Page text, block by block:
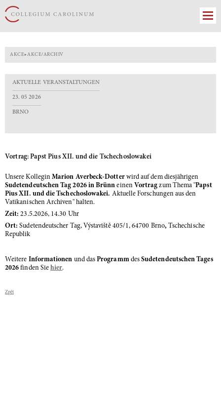
AKCE» AKCE/ARCHIV
AKTUELLE VERANSTALTUNGEN
23. 05 2026
BRNO
Vortrag: Papst Pius XII. und die Tschechoslowakei
Unsere KolleginMarion Averbeck-Dotterwird auf dem diesjährigen
Sudetendeutschen Tag 2026 in Brünn einen Vortrag zum Thema "Papst
Pius XII. und die Tschechoslowakei. Aktuelle Forschungen aus den
Vatikanischen Archiven" halten.
Zeit: 23.5.2026, 14.30 Uhr
Ort:Sudetendeutscher Tag, Výstaviště 405/1, 64700 Brno, Tschechische
Republik
Weitere Informationen und dasProgramm desSudetendeutschen Tages
2026 finden Siehier.
Zpět